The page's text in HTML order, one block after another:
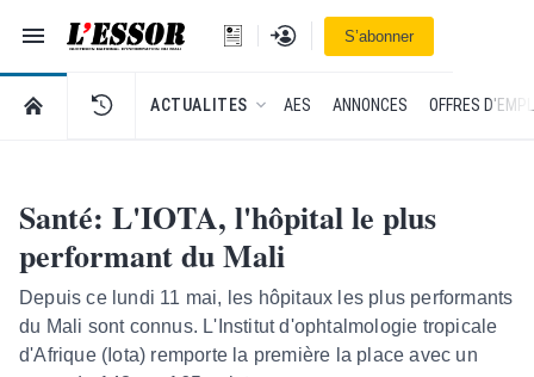
Navigation
L'Essor - retour à la une
Se connecterS’abonner
RETOUR À LA PAGE D’ACCUEIL DE L'ESSOR
ACTUALITES AES ANNONCES OFFRES
Santé: L'IOTA, l'hôpital le plus
performant du Mali
Depuis ce lundi 11 mai, les hôpitaux les plus performants
du Mali sont connus. L'Institut d'ophtalmologie tropicale
d'Afrique (Iota) remporte la première la place avec un